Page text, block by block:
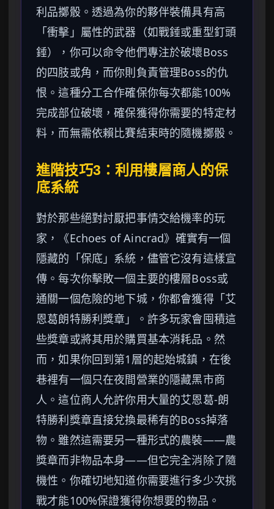
利品擲骰。透過為你的夥伴裝備具有高
「衝擊」屬性的武器（如戰錘或重型釘頭
錘），你可以命令他們專注於破壞Boss
的四肢或角，而你則負責管理Boss的仇
恨。這種分工合作確保你每次都能100%
完成部位破壞，確保獲得你需要的特定材
料，而無需依賴比賽結束時的隨機擲骰。
進階技巧3：利用樓層商人的保
底系統
對於那些絕對討厭把事情交給機率的玩
家，《Echoes of Aincrad》確實有一個
隱藏的「保底」系統，儘管它沒有這樣宣
傳。每次你擊敗一個主要的樓層Boss或
通關一個危險的地下城，你都會獲得「艾
恩葛朗特勝利獎章」。許多玩家會囤積這
些獎章或將其用於購買基本消耗品。然
而，如果你回到第1層的起始城鎮，在後
巷裡有一個只在夜間營業的隱藏黑市商
人。這位商人允許你用大量的艾恩葛-朗
特勝利獎章直接兌換最稀有的Boss掉落
物。雖然這需要另一種形式的農裝——農
獎章而非物品本身——但它完全消除了隨
機性。你確切地知道你需要進行多少次挑
戰才能100%保證獲得你想要的物品。